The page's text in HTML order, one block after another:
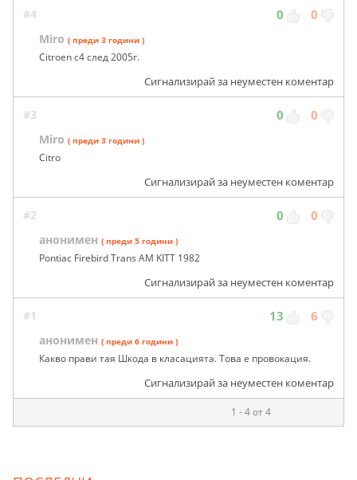
#4 0 0
Miro ( преди 3 години )
Citroen c4 след 2005г.
Сигнализирай за неуместен коментар
#3 0 0
Miro ( преди 3 години )
Citro
Сигнализирай за неуместен коментар
#2 0 0
анонимен ( преди 5 години )
Pontiac Firebird Trans AM KITT 1982
Сигнализирай за неуместен коментар
#1 13 6
анонимен ( преди 6 години )
Какво прави тая Шкода в класацията. Това е провокация.
Сигнализирай за неуместен коментар
1 - 4 от 4